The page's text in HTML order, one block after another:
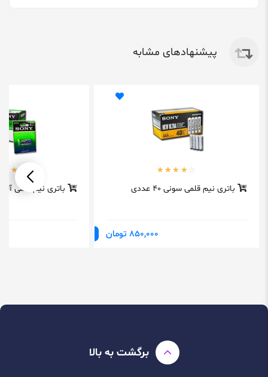
پیشنهادهای مشابه
باتری نیم قلمی سونی 40 عددی
850,000 تومان
باتری نیم قلمی
برگشت به بالا